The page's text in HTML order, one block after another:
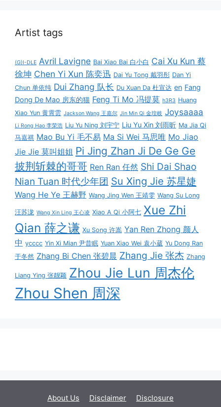
Artist tags
(G)I-DLE Avril Lavigne Bai Xiao Bai 白小白 Cai Xu Kun 蔡
徐坤 Chen Yi Xun 陈奕迅 Dai Yu Tong 戴羽彤 Dan Yi
Chun 单依纯 Dui Zhang 队长 Du Xuan Da 杜宣达 en Fang
Dong De Mao 房东的猫 Feng Ti Mo 冯提莫 h3R3 Huang
Xiao Yun 黄霄雲 Jackson Wang 王嘉尔 Jin Min Qi 金玟岐 Joysaaaa
Li Rong Hao 李荣浩 Liu Yu Ning 刘宇宁 Liu Yu Xin 刘雨昕 Ma Jia Qi
马嘉祺 Mao Bu Yi 毛不易 Ma Si Wei 马思唯 Mo Jiao
Jie Jie 莫叫姐姐 Pi Jing Zhan Ji De Ge Ge
披荆斩棘的哥哥 Ren Ran 任然 Shi Dai Shao
Nian Tuan 时代少年团 Su Xing Jie 苏星婕
Wang He Ye 王赫野 Wang Jing Wen 王靖雯 Wang Su Long
汪苏泷 Wang Xin Ling 王心凌 Xiao A Qi 小阿七 Xue Zhi
Qian 薛之谦 Xu Song 许嵩 Yan Ren Zhong 颜人
中 ycccc Yin Xi Mian 尹昔眠 Yuan Xiao Wei 袁小葳 Yu Dong Ran
于冬然 Zhang Bi Chen 张碧晨 Zhang Jie 张杰 Zhang
Liang Ying 张靓颖 Zhou Jie Lun 周杰伦
Zhou Shen 周深
About Us Disclaimer Disclosure